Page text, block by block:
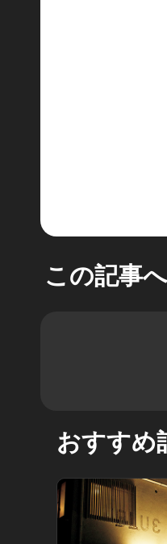
この記事
おすすめ